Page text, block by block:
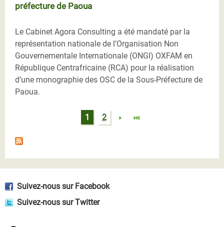
préfecture de Paoua
Le Cabinet Agora Consulting a été mandaté par la
représentation nationale de l’Organisation Non
Gouvernementale Internationale (ONGI) OXFAM en
République Centrafricaine (RCA) pour la réalisation
d’une monographie des OSC de la Sous-Préfecture de
Paoua.
1 2
Suivez-nous sur Facebook
Suivez-nous sur Twitter